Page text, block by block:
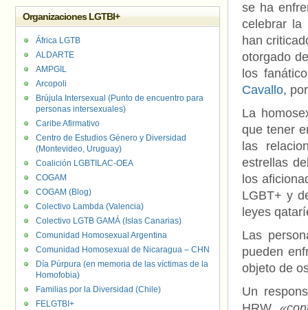
se ha
celebrar la
han
otorgado
los
Cavallo,
La
que tener
las
estrellas
los
LGBT+ y
leyes
Las
pueden
objeto de
Un
Organizaciones LGTBI+
África LGTB
ALDARTE
AMPGIL
Arcopoli
Brújula Intersexual (Punto de encuentro para
personas intersexuales)
Caribe Afirmativo
Centro de Estudios Género y Diversidad
(Montevideo, Uruguay)
Coalición LGBTILAC-OEA
COGAM
COGAM (Blog)
Colectivo Lambda (Valencia)
Colectivo LGTB GAMÁ (Islas Canarias)
Comunidad Homosexual Argentina
Comunidad Homosexual de Nicaragua – CHN
Día Púrpura (en memoria de las víctimas de la
Homofobia)
Familias por la Diversidad (Chile)
FELGTBI+